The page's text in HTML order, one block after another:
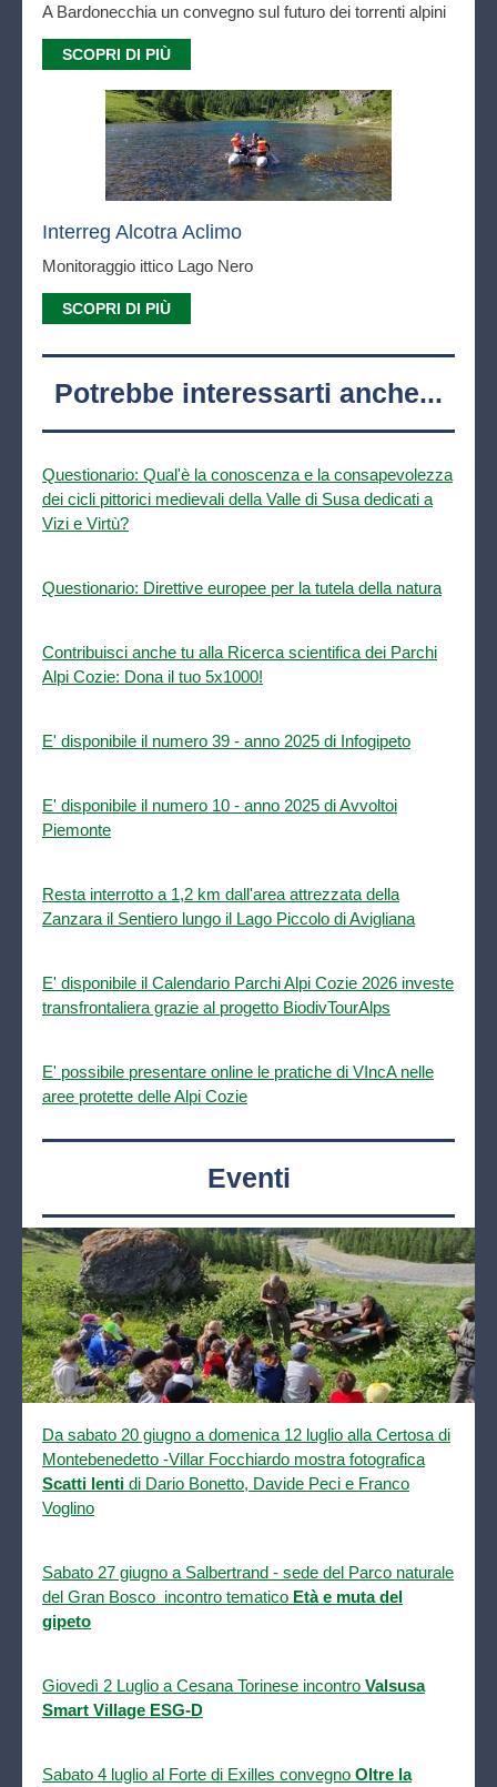
A Bardonecchia un convegno sul futuro dei torrenti alpini
SCOPRI DI PIÙ
Interreg Alcotra Aclimo
Monitoraggio ittico Lago Nero
SCOPRI DI PIÙ
Potrebbe interessarti anche...
Questionario: Qual'è la conoscenza e la consapevolezza
dei cicli pittorici medievali della Valle di Susa dedicati a
Vizi e Virtù?
Questionario: Direttive europee per la tutela della natura
Contribuisci anche tu alla Ricerca scientifica dei Parchi
Alpi Cozie: Dona il tuo 5x1000!
E' disponibile il numero 39 - anno 2025 di Infogipeto
E' disponibile il numero 10 - anno 2025 di Avvoltoi
Piemonte
Resta interrotto a 1,2 km dall'area attrezzata della
Zanzara il Sentiero lungo il Lago Piccolo di Avigliana
E' disponibile il Calendario Parchi Alpi Cozie 2026 investe
transfrontaliera grazie al progetto BiodivTourAlps
E' possibile presentare online le pratiche di VIncA nelle
aree protette delle Alpi Cozie
Eventi
Da sabato 20 giugno a domenica 12 luglio alla Certosa di
Montebenedetto -Villar Focchiardo mostra fotografica
Scatti lenti di Dario Bonetto, Davide Peci e Franco
Voglino
Sabato 27 giugno a Salbertrand - sede del Parco naturale
del Gran Bosco incontro tematico Età e muta del
gipeto
Giovedì 2 Luglio a Cesana Torinese incontro Valsusa
Smart Village ESG-D
Sabato 4 luglio al Forte di Exilles convegno Oltre la